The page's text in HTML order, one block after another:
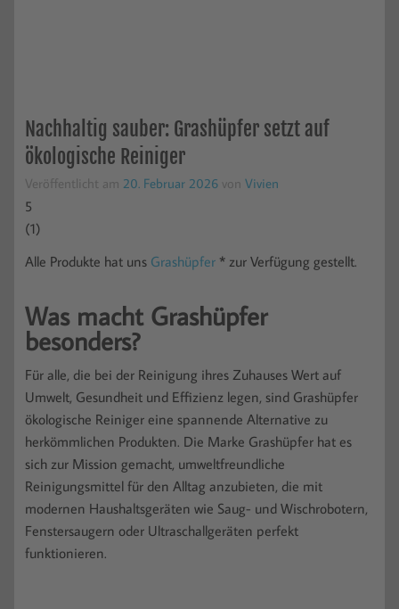
Nachhaltig sauber: Grashüpfer setzt auf
ökologische Reiniger
Veröffentlicht am 20. Februar 2026 von Vivien
5
(1)
Alle Produkte hat uns Grashüpfer * zur Verfügung gestellt.
Was macht Grashüpfer
besonders?
Für alle, die bei der Reinigung ihres Zuhauses Wert auf
Umwelt, Gesundheit und Effizienz legen, sind Grashüpfer
ökologische Reiniger eine spannende Alternative zu
herkömmlichen Produkten. Die Marke Grashüpfer hat es
sich zur Mission gemacht, umweltfreundliche
Reinigungsmittel für den Alltag anzubieten, die mit
modernen Haushaltsgeräten wie Saug- und Wischrobotern,
Fenstersaugern oder Ultraschallgeräten perfekt
funktionieren.